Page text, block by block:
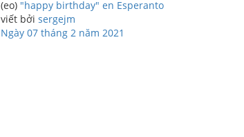
(eo) "happy birthday" en Esperanto
viết bởi sergejm
Ngày 07 tháng 2 năm 2021